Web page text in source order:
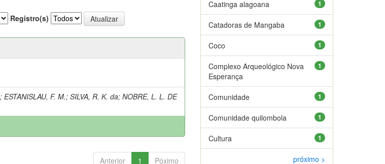
Registro(s)
;ESTANISLAU, F. M.;SILVA, R. K. da;NOBRE, L. L. DE
Anterior 1 Póximo
1
Caatinga alagoana
1
Catadoras de Mangaba
1
Coco
1
Complexo Arqueológico Nova
Esperança
1
Comunidade
1
Comunidade quilombola
1
Cultura
próximo >